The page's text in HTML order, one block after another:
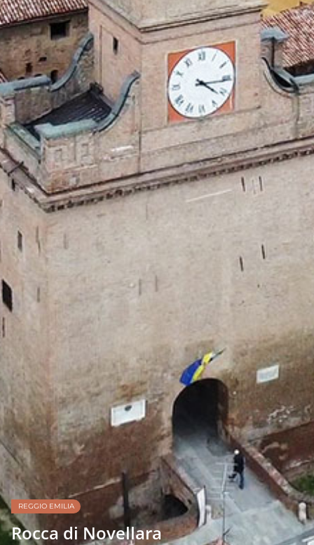
REGGIO EMILIA
Rocca di Novellara